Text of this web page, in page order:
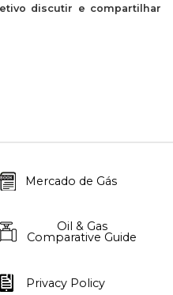
discutir e compartilhar
Mercado de Gás
Oil & Gas
Comparative Guide
Privacy Policy